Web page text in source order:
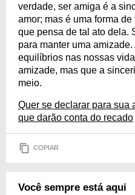
verdade, ser amiga é a
amor; mas é uma forma
que pensa de tal ato dela.
para manter uma
equilíbrios nas nossas
amizade, mas que a
meio.
Quer se declarar para sua
que darão conta do recado
COPIAR
Você sempre está aqui